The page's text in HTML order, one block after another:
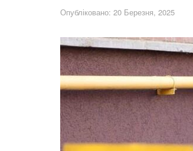
Опубліковано: 20 Березня, 2025